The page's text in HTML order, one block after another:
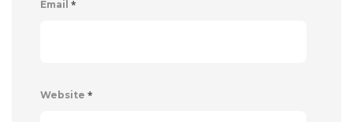
Email *
Website *